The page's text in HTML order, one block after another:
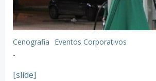
Cenografia
Eventos Corporativos
-
[slide]